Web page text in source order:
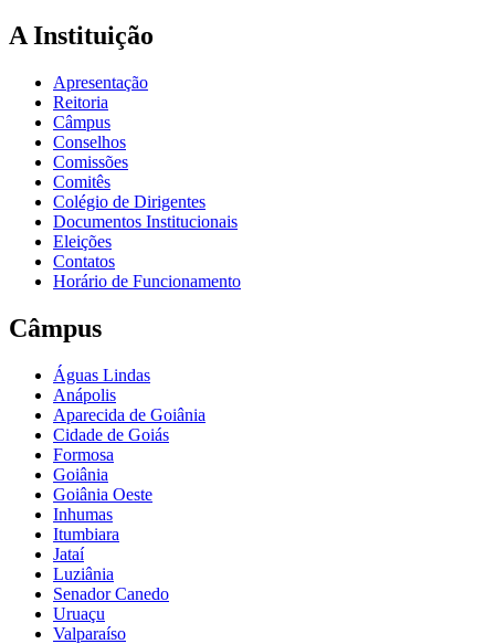
A Instituição
Apresentação
Reitoria
Câmpus
Conselhos
Comissões
Comitês
Colégio de Dirigentes
Documentos Institucionais
Eleições
Contatos
Horário de Funcionamento
Câmpus
Águas Lindas
Anápolis
Aparecida de Goiânia
Cidade de Goiás
Formosa
Goiânia
Goiânia Oeste
Inhumas
Itumbiara
Jataí
Luziânia
Senador Canedo
Uruaçu
Valparaíso